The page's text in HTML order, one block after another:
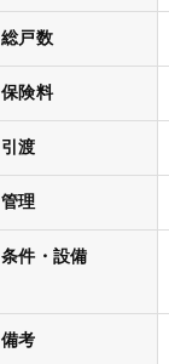
総戸数
保険料
引渡
管理
条件・設備
備考